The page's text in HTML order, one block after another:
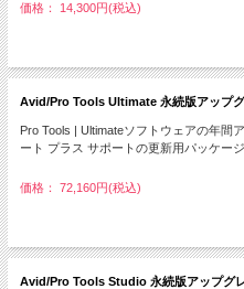
価格： 14,300円(税込)
Avid/Pro Tools Ultimate 永続版アップグ
Pro Tools | Ultimateソフトウェアの年間
ート プラス サポートの更新用パッケージ
価格： 72,160円(税込)
Avid/Pro Tools Studio 永続版アップグ